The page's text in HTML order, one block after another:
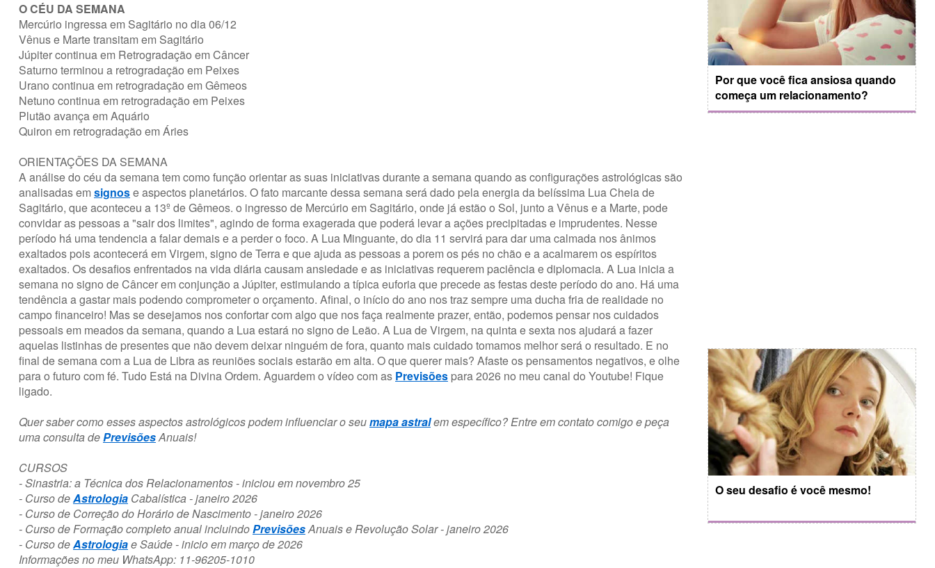
O CÉU DA SEMANA
Mercúrio ingressa em Sagitário no dia 06/12
Vênus e Marte transitam em Sagitário
Júpiter continua em Retrogradação em Câncer
Saturno terminou a retrogradação em Peixes
Urano continua em retrogradação em Gêmeos
Netuno continua em retrogradação em Peixes
Plutão avança em Aquário
Quiron em retrogradação em Áries
ORIENTAÇÕES DA SEMANA
A análise do céu da semana tem como função orientar as suas iniciativas durante a semana quando as configurações astrológicas são
analisadas emsignose aspectos planetários. O fato marcante dessa semana será dado pela energia da belíssima Lua Cheia de
Sagitário, que aconteceu a 13º de Gêmeos. o ingresso de Mercúrio em Sagitário, onde já estão o Sol, junto a Vênus e a Marte, pode
convidar as pessoas a "sair dos limites", agindo de forma exagerada que poderá levar a ações precipitadas e imprudentes. Nesse
período há uma tendencia a falar demais e a perder o foco. A Lua Minguante, do dia 11 servirá para dar uma calmada nos ânimos
exaltados pois acontecerá em Virgem, signo de Terra e que ajuda as pessoas a porem os pés no chão e a acalmarem os espíritos
exaltados. Os desafios enfrentados na vida diária causam ansiedade e as iniciativas requerem paciência e diplomacia. A Lua inicia a
semana no signo de Câncer em conjunção a Júpiter, estimulando a típica euforia que precede as festas deste período do ano. Há uma
tendência a gastar mais podendo comprometer o orçamento. Afinal, o início do ano nos traz sempre uma ducha fria de realidade no
campo financeiro! Mas se desejamos nos confortar com algo que nos faça realmente prazer, então, podemos pensar nos cuidados
pessoais em meados da semana, quando a Lua estará no signo de Leão. A Lua de Virgem, na quinta e sexta nos ajudará a fazer
aquelas listinhas de presentes que não devem deixar ninguém de fora, quanto mais cuidado tomamos melhor será o resultado. E no
final de semana com a Lua de Libra as reuniões sociais estarão em alta. O que querer mais? Afaste os pensamentos negativos, e olhe
para o futuro com fé. Tudo Está na Divina Ordem. Aguardem o vídeo com as Previsões para 2026 no meu canal do Youtube! Fique
ligado.
Quer saber como esses aspectos astrológicos podem influenciar o seumapa astralem específico? Entre em contato comigo e peça
uma consulta dePrevisõesAnuais!
CURSOS
- Sinastria: a Técnica dos Relacionamentos - iniciou em novembro 25
- Curso deAstrologia Cabalística - janeiro 2026
- Curso de Correção do Horário de Nascimento - janeiro 2026
- Curso de Formação completo anual incluindoPrevisõesAnuais e Revolução Solar - janeiro 2026
- Curso deAstrologiae Saúde - inicio em março de 2026
Informações no meu WhatsApp: 11-96205-1010
Por que você fica ansiosa quando
começa um relacionamento?
O seu desafio é você mesmo!